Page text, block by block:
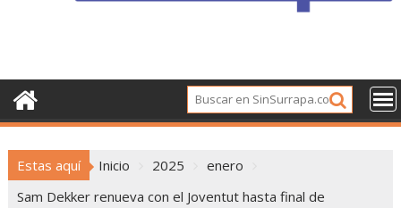
Estas aquí Inicio 2025
enero
Sam Dekker renueva con el Joventut hasta final de